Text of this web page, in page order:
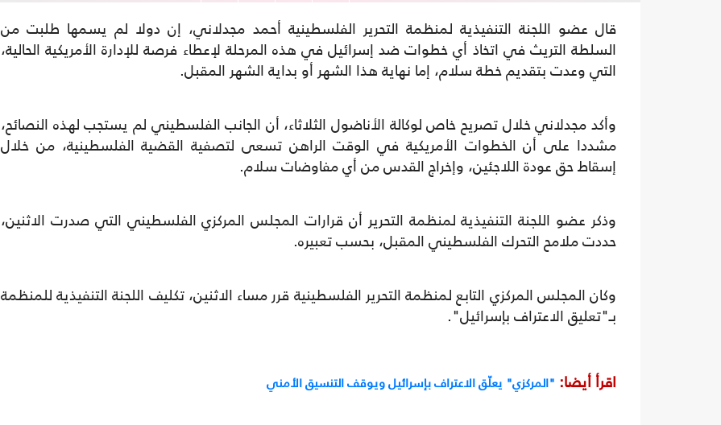
قال عضو اللجنة التنفيذية لمنظمة التحرير الفلسطينية أحمد مجدلاني، إن دولا لم يسمها طلبت من
السلطة التريث في اتخاذ أي خطوات ضد إسرائيل في هذه المرحلة لإعطاء فرصة للإدارة الأمريكية الحالية،
التي وعدت بتقديم خطة سلام، إما نهاية هذا الشهر أو بداية الشهر المقبل.
وأكد مجدلاني خلال تصريح خاص لوكالة الأناضول الثلاثاء، أن الجانب الفلسطيني لم يستجب لهذه النصائح،
مشددا على أن الخطوات الأمريكية في الوقت الراهن تسعى لتصفية القضية الفلسطينية، من خلال
إسقاط حق عودة اللاجئين، وإخراج القدس من أي مفاوضات سلام.
وذكر عضو اللجنة التنفيذية لمنظمة التحرير أن قرارات المجلس المركزي الفلسطيني التي صدرت الاثنين،
حددت ملامح التحرك الفلسطيني المقبل، بحسب تعبيره.
وكان المجلس المركزي التابع لمنظمة التحرير الفلسطينية قرر مساء الاثنين، تكليف اللجنة التنفيذية للمنظمة
بـ"تعليق الاعتراف بإسرائيل".
اقرأ أيضا: "المركزي" يعلّق الاعتراف بإسرائيل ويوقف التنسيق الأمني